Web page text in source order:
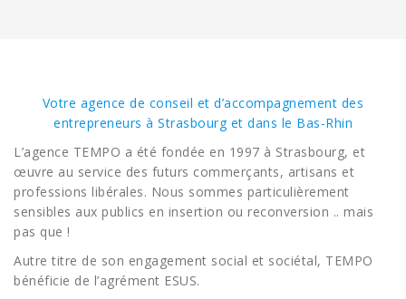
Votre agence de conseil et d’accompagnement des
entrepreneurs à Strasbourg et dans le Bas-Rhin
L’agence TEMPO a été fondée en 1997 à Strasbourg, et
œuvre au service des futurs commerçants, artisans et
professions libérales. Nous sommes particulièrement
sensibles aux publics en insertion ou reconversion .. mais
pas que !
Autre titre de son engagement social et sociétal, TEMPO
bénéficie de l’agrément ESUS.